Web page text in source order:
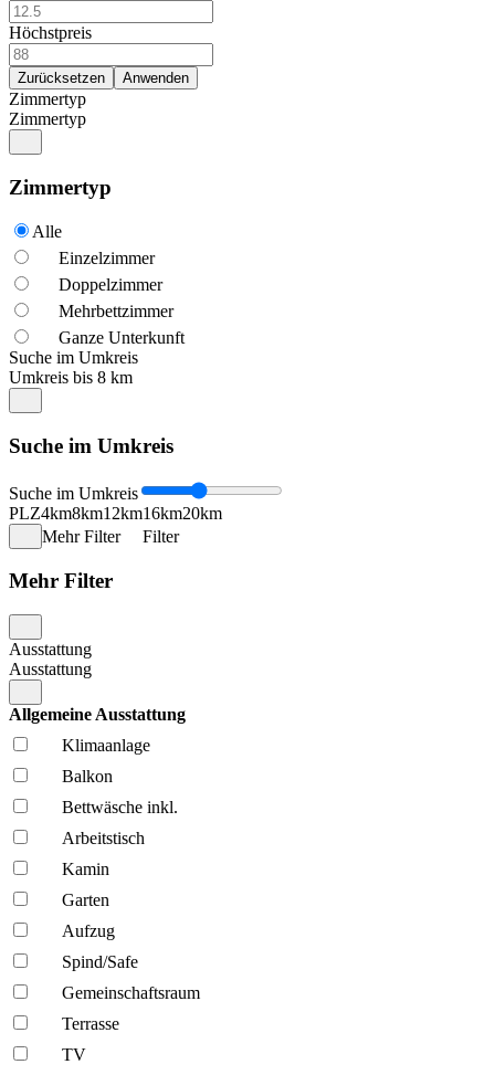
Höchstpreis
Zimmertyp
Zimmertyp
Zimmertyp
Alle
Einzelzimmer
Doppelzimmer
Mehrbettzimmer
Ganze Unterkunft
Suche im Umkreis
Umkreis bis 8 km
Suche im Umkreis
Suche im Umkreis
PLZ4km8km12km16km20km
Mehr Filter
Filter
Mehr Filter
Ausstattung
Ausstattung
Allgemeine Ausstattung
Klima­anlage
Balkon
Bettwäsche inkl.
Arbeitstisch
Kamin
Garten
Aufzug
Spind/Safe
Gemeinschafts­raum
Terrasse
TV